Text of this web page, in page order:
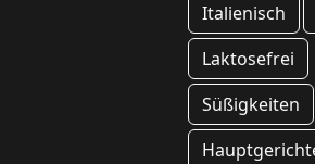
Italienisch
Laktosefrei
Süßigkeiten